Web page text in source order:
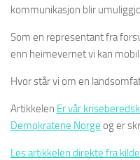
kommunikasjon blir
Som en representant fra
enn heimevernet vi kan
Hvor står vi om en
Artikkelen Er vår
Demokratene Norge og er
Les artikkelen direkte fra